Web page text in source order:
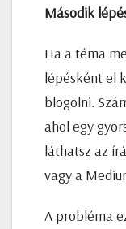
Második
Ha a téma
lépésként el
blogolni.
ahol egy
láthatsz az
vagy a
A probléma